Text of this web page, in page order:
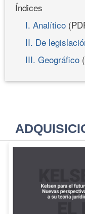
Índices
I. Analítico
II. De
III. Geográfico